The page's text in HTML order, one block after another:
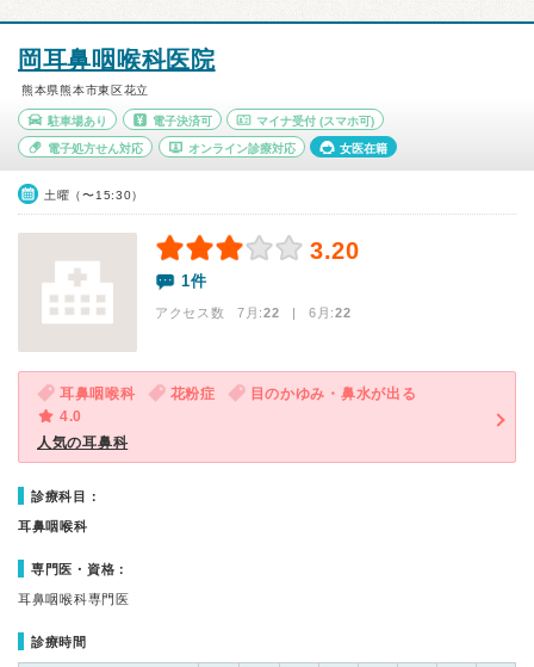
岡耳鼻咽喉科医院
熊本県熊本市東区花立
駐車場あり 電子決済可 マイナ受付 (スマホ可)
電子処方せん対応 オンライン診療対応 女医在籍
土曜（〜15:30）
3.20
1件
アクセス数 7月:22 | 6月:22
耳鼻咽喉科 花粉症
目のかゆみ・鼻水が出る
4.0
人気の耳鼻科
診療科目：
耳鼻咽喉科
専門医・資格：
耳鼻咽喉科専門医
診療時間